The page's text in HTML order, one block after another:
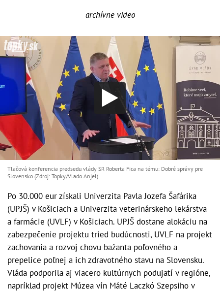
archívne video
Tlačová konferencia predsedu vlády SR Roberta Fica na tému: Dobré správy pre
Slovensko (Zdroj: Topky/Vlado Anjel)
Po 30.000 eur získali Univerzita Pavla Jozefa Šafárika
(UPJŠ) v Košiciach a Univerzita veterinárskeho lekárstva
a farmácie (UVLF) v Košiciach. UPJŠ dostane alokáciu na
zabezpečenie projektu tried budúcnosti, UVLF na projekt
zachovania a rozvoj chovu bažanta poľovného a
prepelice poľnej a ich zdravotného stavu na Slovensku.
Vláda podporila aj viacero kultúrnych podujatí v regióne,
napríklad projekt Múzea vín Máté Laczkó Szepsiho v